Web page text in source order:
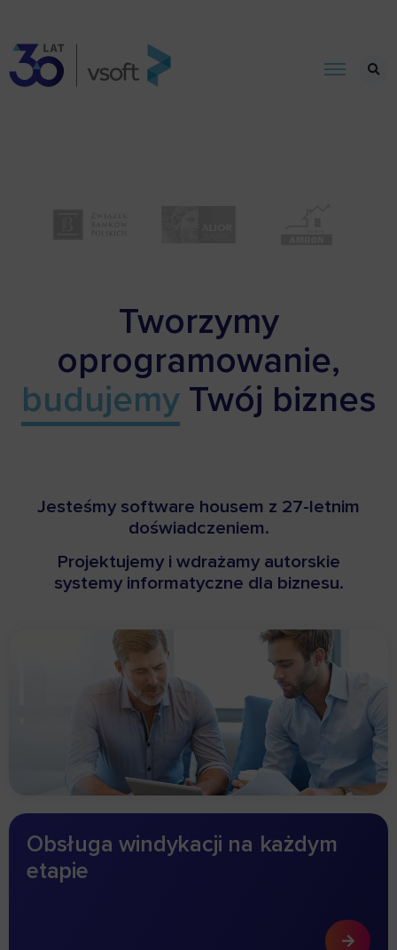
Tworzymy
oprogramowanie,
budujemyTwój biznes​
Jesteśmy software housem z 27-letnim
doświadczeniem.
Projektujemy i wdrażamy autorskie
systemy informatyczne dla biznesu.
Obsługa windykacji na każdym
etapie